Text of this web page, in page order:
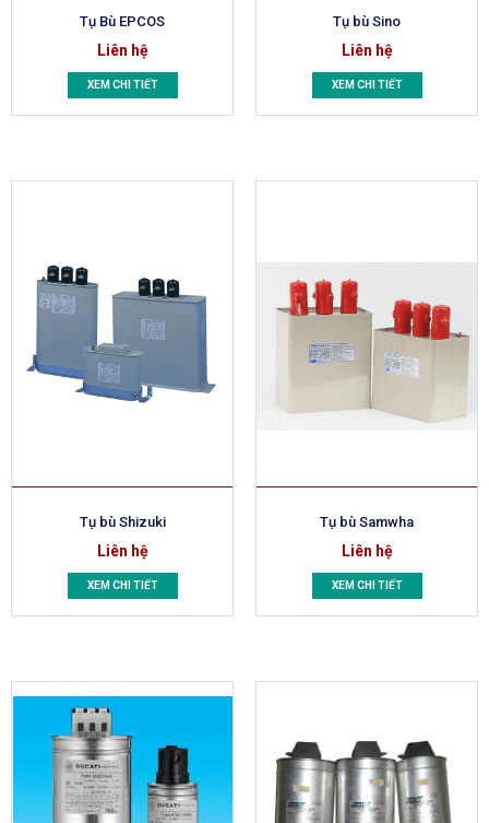
Tụ Bù EPCOS
Liên hệ
XEM CHI TIẾT
Tụ bù Sino
Liên hệ
XEM CHI TIẾT
Tụ bù Shizuki
Liên hệ
XEM CHI TIẾT
Tụ bù Samwha
Liên hệ
XEM CHI TIẾT